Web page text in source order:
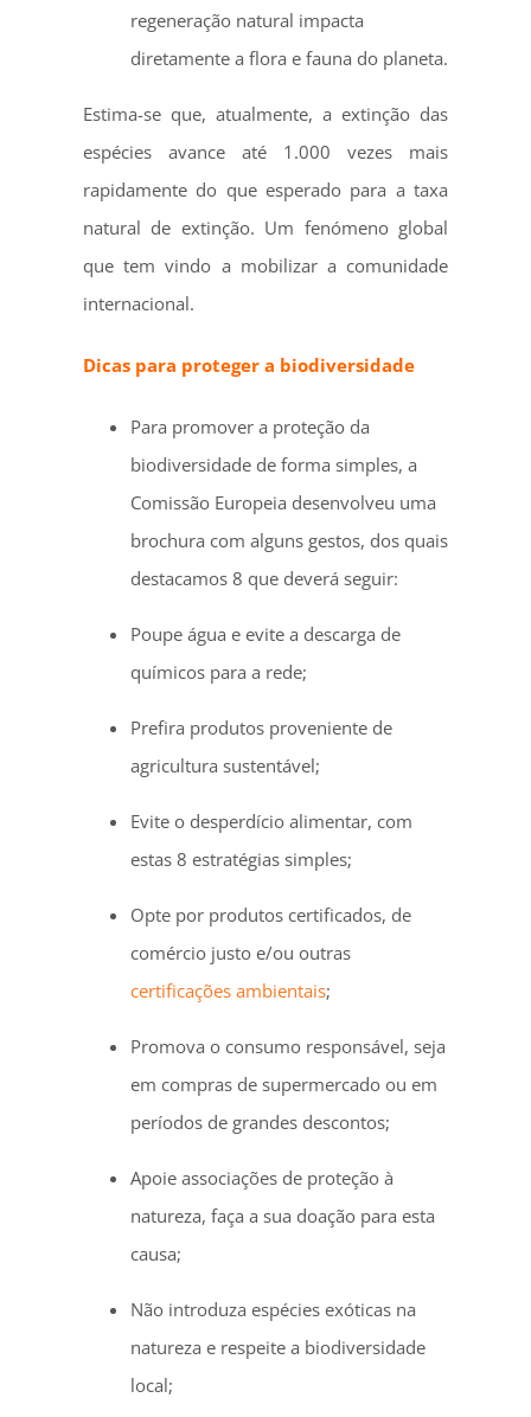
regeneração natural impacta
diretamente a flora e fauna do planeta.
Estima-se que, atualmente, a extinção das
espécies avance até 1.000 vezes mais
rapidamente do que esperado para a taxa
natural de extinção. Um fenómeno global
que tem vindo a mobilizar a comunidade
internacional.
Dicas para proteger a biodiversidade
Para promover a proteção da
biodiversidade de forma simples, a
Comissão Europeia desenvolveu uma
brochura com alguns gestos, dos quais
destacamos 8 que deverá seguir:
Poupe água e evite a descarga de
químicos para a rede;
Prefira produtos proveniente de
agricultura sustentável;
Evite o desperdício alimentar, com
estas 8 estratégias simples;
Opte por produtos certificados, de
comércio justo e/ou outras
certificações ambientais;
Promova o consumo responsável, seja
em compras de supermercado ou em
períodos de grandes descontos;
Apoie associações de proteção à
natureza, faça a sua doação para esta
causa;
Não introduza espécies exóticas na
natureza e respeite a biodiversidade
local;